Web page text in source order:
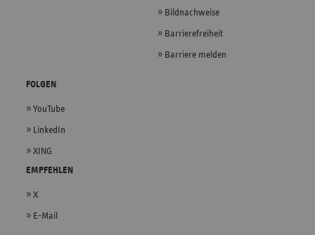
Bildnachweise
Barrierefreiheit
Barriere melden
FOLGEN
YouTube
LinkedIn
XING
EMPFEHLEN
X
E-Mail